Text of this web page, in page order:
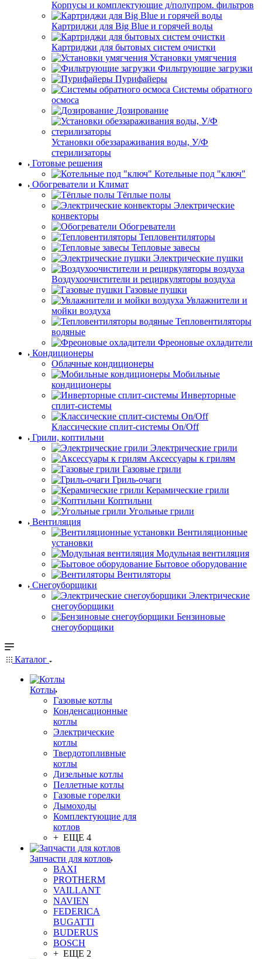
Корпусы и комплектующие д/полупром. фильтров
Картриджи для Big Blue и горячей воды
Картриджи для бытовых систем очистки
Установки умягчения
Фильтрующие загрузки
Пурифайеры
Системы обратного
осмоса
Дозирование
Установки обеззараживания воды, У/Ф
стерилизаторы
Готовые решения
Котельные под "ключ"
Обогреватели и Климат
Тёплые полы
Электрические
конвекторы
Обогреватели
Тепловентиляторы
Тепловые завесы
Электрические пушки
Воздухоочистители и рециркуляторы воздуха
Газовые пушки
Увлажнители и
мойки воздуха
Тепловентиляторы
водяные
Фреоновые охладители
Кондиционеры
Облачные кондиционеры
Мобильные
кондиционеры
Инверторные
сплит-системы
Классические сплит-системы On/Off
Грили, коптильни
Электрические грили
Аксессуары к грилям
Газовые грили
Гриль-очаги
Керамические грили
Коптильни
Угольные грили
Вентиляция
Вентиляционные
установки
Модульная вентиляция
Бытовое оборудование
Вентиляторы
Снегоуборщики
Электрические
снегоуборщики
Бензиновые
снегоуборщики
Каталог
Котлы
Газовые котлы
Конденсационные
котлы
Электрические
котлы
Твердотопливные
котлы
Дизельные котлы
Пеллетные котлы
Газовые горелки
Дымоходы
Комплектующие для
котлов
+ ЕЩЕ 4
Запчасти для котлов
BAXI
PROTHERM
VAILLANT
NAVIEN
FEDERICA
BUGATTI
BUDERUS
BOSCH
+ ЕЩЕ 2